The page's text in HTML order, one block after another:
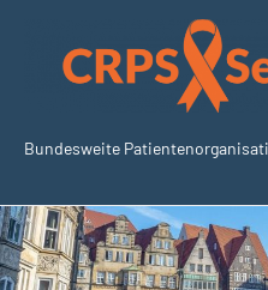
springen
Bundesweite